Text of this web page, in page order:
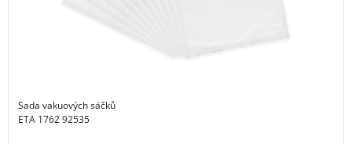
Sada vakuových sáčků
ETA 1762 92535